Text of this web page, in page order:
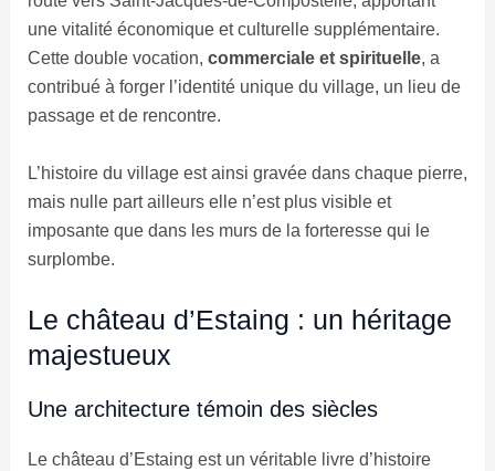
une vitalité économique et culturelle supplémentaire.
Cette double vocation, commerciale et spirituelle, a
contribué à forger l’identité unique du village, un lieu de
passage et de rencontre.
L’histoire du village est ainsi gravée dans chaque pierre,
mais nulle part ailleurs elle n’est plus visible et
imposante que dans les murs de la forteresse qui le
surplombe.
Le château d’Estaing : un héritage
majestueux
Une architecture témoin des siècles
Le château d’Estaing est un véritable livre d’histoire